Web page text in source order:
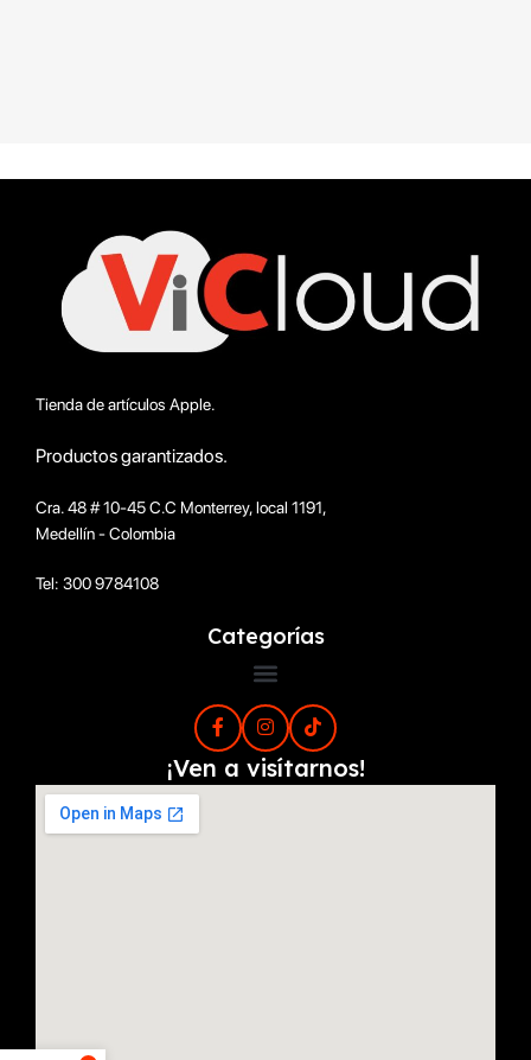
Tienda de artículos Apple.
Productos garantizados.
Cra. 48 # 10-45 C.C Monterrey, local 1191,
Medellín - Colombia
Tel: 300 9784108
Categorías
¡Ven a visítarnos!